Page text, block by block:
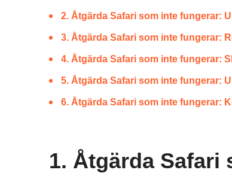
2. Åtgärda Safari som inte fungerar:
3. Åtgärda Safari som inte fungerar:
4. Åtgärda Safari som inte fungerar:
5. Åtgärda Safari som inte fungerar:
6. Åtgärda Safari som inte fungerar:
1. Åtgärda